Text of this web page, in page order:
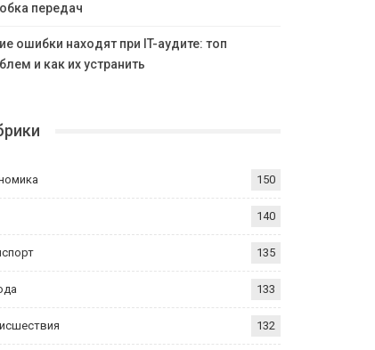
передач
ошибки находят при IT-аудите: топ
и как их устранить
150
140
135
133
132